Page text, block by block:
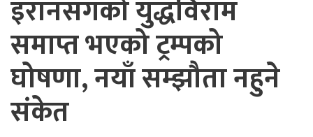
इरानसँगको युद्धविराम
समाप्त भएको ट्रम्पको
घोषणा, नयाँ सम्झौता नहुने
संकेत